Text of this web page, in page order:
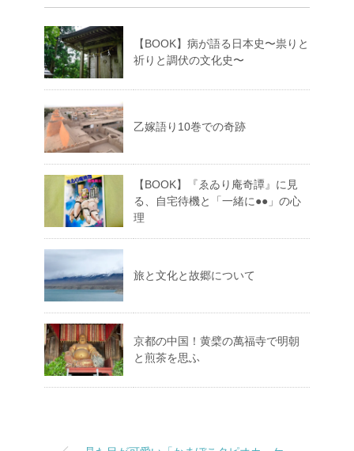
【BOOK】病が語る日本史〜祟りと
祈りと調伏の文化史〜
乙嫁語り10巻での奇跡
【BOOK】『ゑゐり庵奇譚』に見
る、自宅待機と「一緒に●●」の心
理
旅と文化と故郷について
京都の中国！黄檗の萬福寺で明朝
と煎茶を思ふ